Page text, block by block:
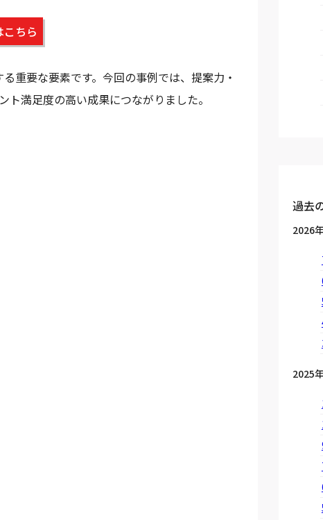
こちら
重要な要素です。今回の事例では、提案力・
満足度の高い成果につながりました。
過去
2026
2025